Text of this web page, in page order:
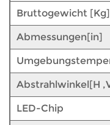
Bruttogewicht [Kg]
Abmessungen[in]
Abstrahlwinkel[H
LED-Chip